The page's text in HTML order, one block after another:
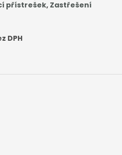
přístrešek, Zastřešení
DPH